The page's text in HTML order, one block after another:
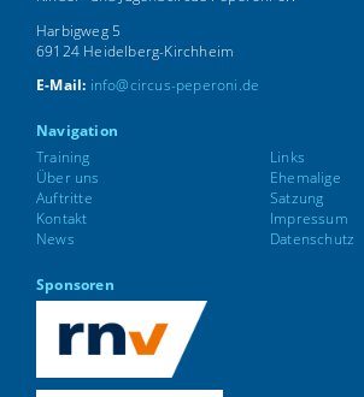
Harbigweg 5
69124 Heidelberg-Kirchheim
E-Mail: info@circus-peperoni.de
Navigation
Training
Über uns
Auftritte
Kontakt
News
Links
Ehemalige
Satzung
Impressum
Datenschutz
Sponsoren